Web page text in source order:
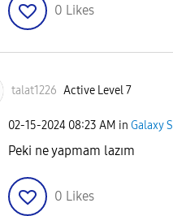
0 Likes
talat1226 Active Level 7
‎02-15-2024 08:23 AM in Galaxy S
Peki ne yapmam lazım
0 Likes